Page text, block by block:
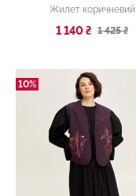
Жилет коричневий
1 140 ₴ 1 425 ₴
10%